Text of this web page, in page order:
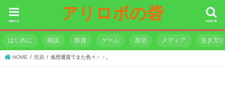
アリロボの砦 search
menu
はじめに 雑談 投資 ゲーム 政治 メディア 生き方
HOME 投資 仮想通貨でまた色々・・。